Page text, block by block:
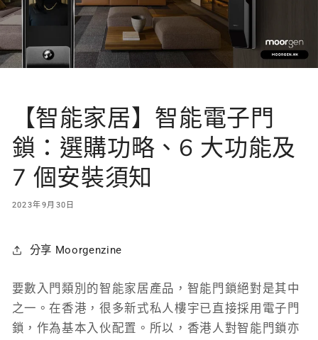
【智能家居】智能電子門
鎖：選購功略、6 大功能及
7 個安裝須知
2023年9月30日
分享 Moorgenzine
要數入門類別的智能家居產品，智能門鎖絕對是其中
之一。在香港，很多新式私人樓宇已直接採用電子門
鎖，作為基本入伙配置。所以，香港人對智能門鎖亦